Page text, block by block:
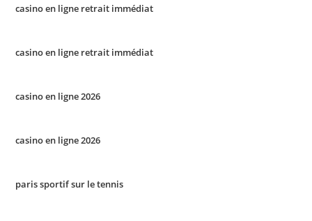
casino en ligne retrait immédiat
casino en ligne retrait immédiat
casino en ligne 2026
casino en ligne 2026
paris sportif sur le tennis